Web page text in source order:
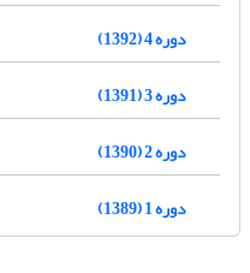
دوره 4 (1392)
دوره 3 (1391)
دوره 2 (1390)
دوره 1 (1389)